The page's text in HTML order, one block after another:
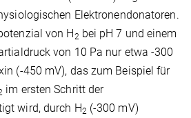
Elektronendonatoren.
von H2 bei pH 7 und einem
von 10 Pa nur etwa -300
(-450 mV), das zum Beispiel für
im ersten Schritt der
wird, durch H2 (-300 mV)